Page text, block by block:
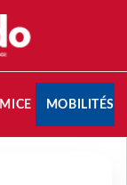
MICE MOBILITÉS